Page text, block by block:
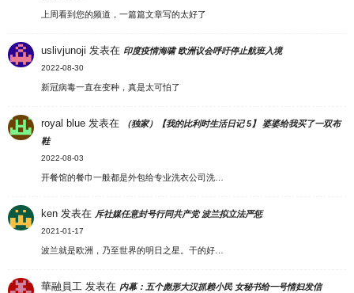
上周看到您的频道，一篇篇文章写的太好了
uslivjunoji 发表在 印度疫情海啸 欧洲议会呼吁停止航班入境
2022-08-30
新冠病毒一直在变种，真是太可怕了
royal blue 发表在
（独家）【我的比利时生活日记 5】 婆婆给我买了一双布
鞋
2022-08-03
开餐馆的餐巾一般都是外包给专业洗衣公司洗…
ken 发表在 斥社媒任意封号行同共产党 波兰拟立法严惩
2021-01-17
波兰就是欧洲，乃至世界的明日之星。干的好…
華融員工 发表在 内幕：五个彪形大汉抓赖小民 女秘书给一号情妇发信